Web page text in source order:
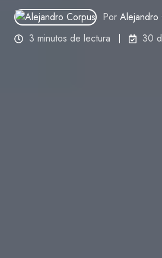
PorAlejandro
3 minutos de lectura
30